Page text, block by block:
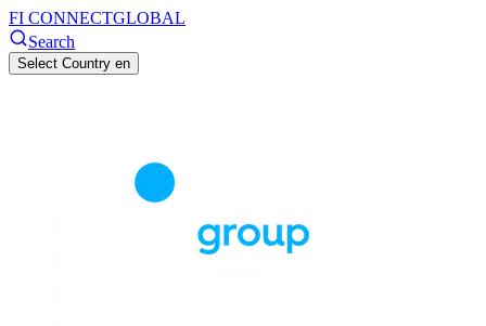
FI CONNECTGLOBAL
Search
Select Country en